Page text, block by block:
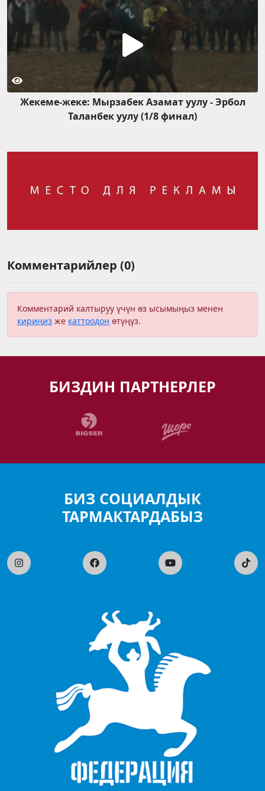
Жекеме-жеке: Мырзабек Азамат уулу - Эрбол
Таланбек уулу (1/8 финал)
Комментарийлер (0)
Комментарий калтыруу үчүн өз ысымыңыз менен
кириңиз же каттоодон өтүңүз.
БИЗДИН ПАРТНЕРЛЕР
БИЗ СОЦИАЛДЫК
ТАРМАКТАРДАБЫЗ